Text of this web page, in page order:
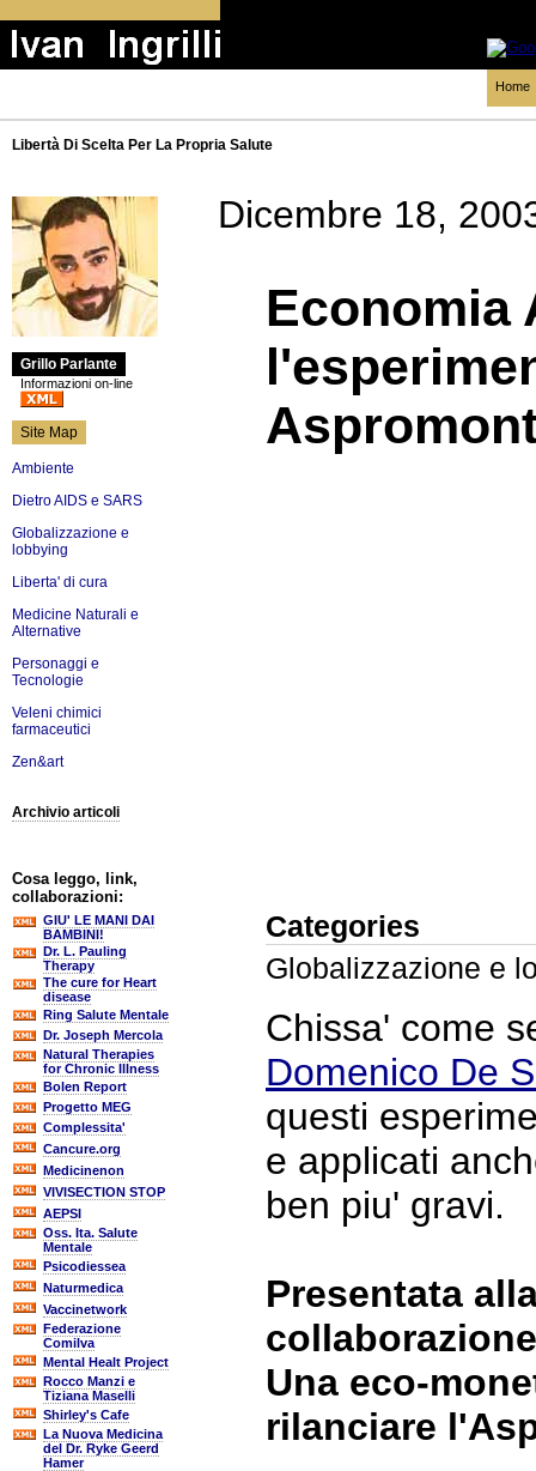
Home
Libertà Di Scelta Per La Propria Salute
Grillo Parlante
Informazioni on-line
Site Map
Ambiente
Dietro AIDS e SARS
Globalizzazione e
lobbying
Liberta' di cura
Medicine Naturali e
Alternative
Personaggi e
Tecnologie
Veleni chimici
farmaceutici
Zen&art
Archivio articoli
Cosa leggo, link,
collaborazioni:
GIU' LE MANI DAI
BAMBINI!
Dr. L. Pauling
Therapy
The cure for Heart
disease
Ring Salute Mentale
Dr. Joseph Mercola
Natural Therapies
for Chronic Illness
Bolen Report
Progetto MEG
Complessita'
Cancure.org
Medicinenon
VIVISECTION STOP
AEPSI
Oss. Ita. Salute
Mentale
Psicodiessea
Naturmedica
Vaccinetwork
Federazione
Comilva
Mental Healt Project
Rocco Manzi e
Tiziana Maselli
Shirley's Cafe
La Nuova Medicina
del Dr. Ryke Geerd
Hamer
Dicembre 18,
Economia
Categories
Globalizzazione e
Chissa' come
Domenico De
questi
e applicati
ben piu' gravi.
Presentata
Una eco-
rilanciare